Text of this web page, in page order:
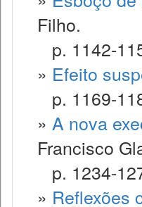
Filho.
p. 1142-
» Efeito
p. 1169-
» A nova
Francisco
p. 1234-
» Reflexões